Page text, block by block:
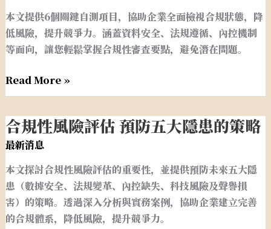
本文提供6個關鍵自測項目，協助企業全面檢視合規狀態，降
低風險，提升競爭力。涵蓋資料安全、法規遵循、內控機制
等面向，讓您輕鬆掌握合規性審查要點，避免潛在問題。
關
鍵
自
測
項
Read More »
合規性風險評估 預防五大隱患的策略
最新消息
本文探討合規性風險評估的重要性，並提供預防未來五大隱
患（數據安全、法規變革、內控缺失、科技風險及聲譽損
害）的策略。透過深入分析與實務案例，協助企業建立完善
的合規體系，降低風險，提升競爭力。
合
規
風
險
評
估